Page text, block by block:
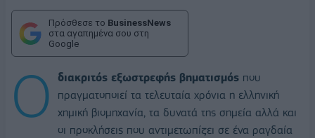
Πρόσθεσε το BusinessNews
στα αγαπημένα σου στη
Google
Ο διακριτός εξωστρεφής βηματισμός που
πραγματοποιεί τα τελευταία χρόνια η ελληνική
χημική βιομηχανία, τα δυνατά της σημεία αλλά και
οι προκλήσεις που αντιμετωπίζει σε ένα ραγδαία